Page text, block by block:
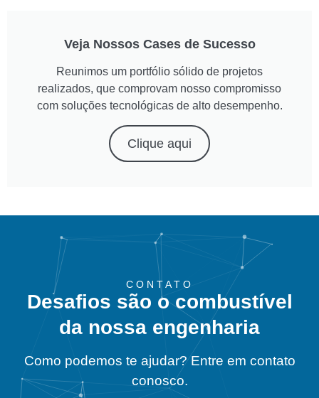
Veja Nossos Cases de Sucesso
Reunimos um portfólio sólido de projetos
realizados, que comprovam nosso compromisso
com soluções tecnológicas de alto desempenho.
Clique aqui
CONTATO
Desafios são o combustível
da nossa engenharia
Como podemos te ajudar? Entre em contato
conosco.